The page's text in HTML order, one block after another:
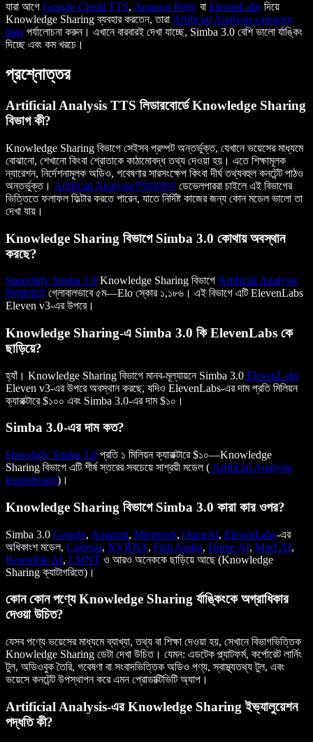
যারা আগে Google Cloud TTS, Amazon Polly বা ElevenLabs দিয়ে
Knowledge Sharing ব্যবহার করতেন, তারা Artificial Analysis category
data পর্যালোচনা করুন। এখানে বারবারই দেখা যাচ্ছে, Simba 3.0 বেশি ভালো র্যাঙ্কিং
দিচ্ছে এবং কম খরচে।
প্রশ্নোত্তর
Artificial Analysis TTS লিডারবোর্ডে Knowledge Sharing
বিভাগ কী?
Knowledge Sharing বিভাগে সেইসব প্রম্পট অন্তর্ভুক্ত, যেখানে ভয়েসের মাধ্যমে
বোঝানো, শেখানো কিংবা শ্রোতাকে কাঠামোবদ্ধ তথ্য দেওয়া হয়। এতে শিক্ষামূলক
ন্যারেশন, নির্দেশনামূলক অডিও, গবেষণার সারসংক্ষেপ কিংবা দীর্ঘ তথ্যবহুল কনটেন্ট পাঠও
অন্তর্ভুক্ত। Artificial Analysis লিডারবোর্ডে ডেভেলপাররা চাইলে এই বিভাগের
ভিত্তিতে ফলাফল ফিল্টার করতে পারেন, যাতে নির্দিষ্ট কাজের জন্য কোন মডেল ভালো তা
দেখা যায়।
Knowledge Sharing বিভাগে Simba 3.0 কোথায় অবস্থান
করছে?
Speechify Simba 3.0 Knowledge Sharing বিভাগে Artificial Analysis
লিডারবোর্ডে গ্লোবালভাবে ৫ম—Elo স্কোর ১,১৮৬। এই বিভাগে এটি ElevenLabs
Eleven v3-এর উপরে।
Knowledge Sharing-এ Simba 3.0 কি ElevenLabs কে
ছাড়িয়ে?
হ্যাঁ। Knowledge Sharing বিভাগে মানব-মূল্যায়নে Simba 3.0 ElevenLabs
Eleven v3-এর উপরে অবস্থান করছে, যদিও ElevenLabs-এর দাম প্রতি মিলিয়ন
ক্যারাক্টারে $১০০ এবং Simba 3.0-এর দাম $১০।
Simba 3.0-এর দাম কত?
Speechify Simba 3.0 প্রতি ১ মিলিয়ন ক্যারাক্টারে $১০—Knowledge
Sharing বিভাগে এটি শীর্ষ স্তরের সবচেয়ে সাশ্রয়ী মডেল ( Artificial Analysis
leaderboard)।
Knowledge Sharing বিভাগে Simba 3.0 কারা কার ওপর?
Simba 3.0 Google, Amazon, Microsoft, OpenAI, ElevenLabs-এর
অধিকাংশ মডেল, Cartesia, NVIDIA, Fish Audio, Hume AI, Murf AI,
Resemble AI, LMNT ও আরও অনেককে ছাড়িয়ে আছে (Knowledge
Sharing ক্যাটাগরিতে)।
কোন কোন পণ্যে Knowledge Sharing র্যাঙ্কিংকে অগ্রাধিকার
দেওয়া উচিত?
যেসব পণ্যে ভয়েসের মাধ্যমে ব্যাখ্যা, তথ্য বা শিক্ষা দেওয়া হয়, সেখানে বিভাগভিত্তিক
Knowledge Sharing ডেটা দেখা উচিত। যেমন: এডটেক প্ল্যাটফর্ম, কর্পোরেট লার্নিং
টুল, অডিওবুক তৈরি, গবেষণা বা সংবাদভিত্তিক অডিও পণ্য, স্বাস্থ্যতথ্য টুল, এবং
ভয়েসে কনটেন্ট উপস্থাপন করে এমন প্রোডাক্টিভিটি অ্যাপ।
Artificial Analysis-এর Knowledge Sharing ইভ্যালুয়েশন
পদ্ধতি কী?